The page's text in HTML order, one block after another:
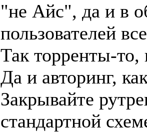
"не Айс", да и в
пользователей
Так торренты-то,
Да и авторинг,
Закрывайте
стандартной